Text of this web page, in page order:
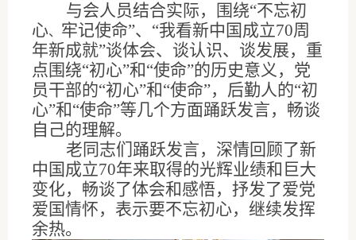
与会人员结合实际，围绕“不忘初
心、 牢记使命”、 “我看新中国成立70周
年新成就”谈体会、谈认识、谈发展，重
点围绕“初心”和“使命”的历史意义，党
员干部的“初心”和“使命”，后勤人的“初
心”和“使命”等几个方面踊跃发言，畅谈
自己的理解。
老同志们踊跃发言，深情回顾了新
中国成立70年来取得的光辉业绩和巨大
变化，畅谈了体会和感悟，抒发了爱党
爱国情怀，表示要不忘初心，继续发挥
余热。